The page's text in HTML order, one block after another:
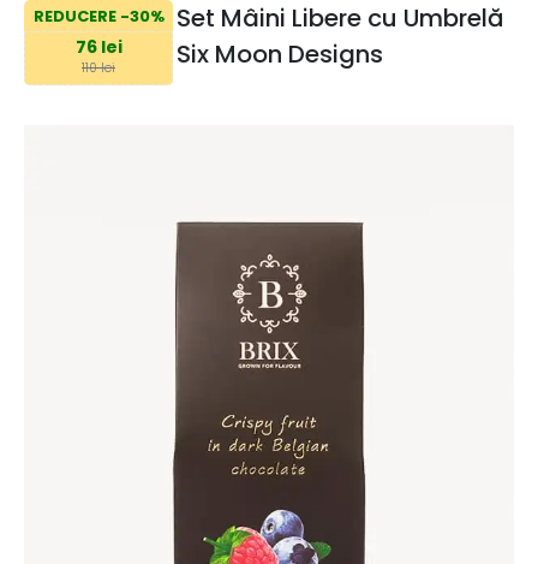
REDUCERE -30%
76 lei
110 lei
Set Mâini Libere cu Umbrelă
Six Moon Designs